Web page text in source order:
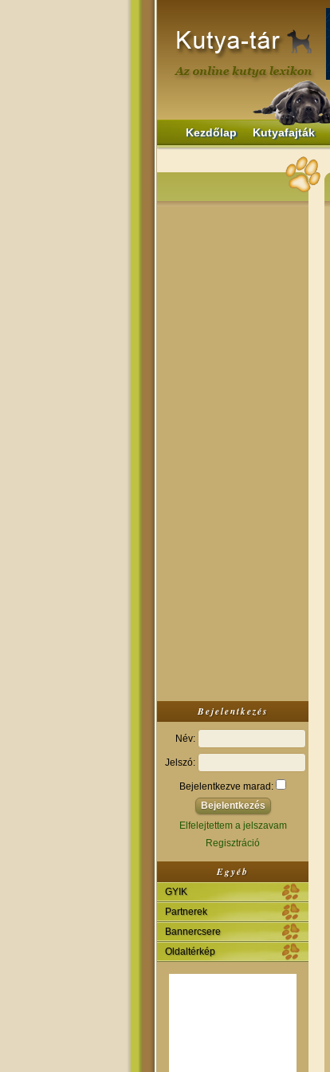
Kezdőlap Kutyafajták
Bejelentkezés
Név:
Jelszó:
Bejelentkezve marad:
Elfelejtettem a jelszavam
Regisztráció
Egyéb
GYIK
Partnerek
Bannercsere
Oldaltérkép